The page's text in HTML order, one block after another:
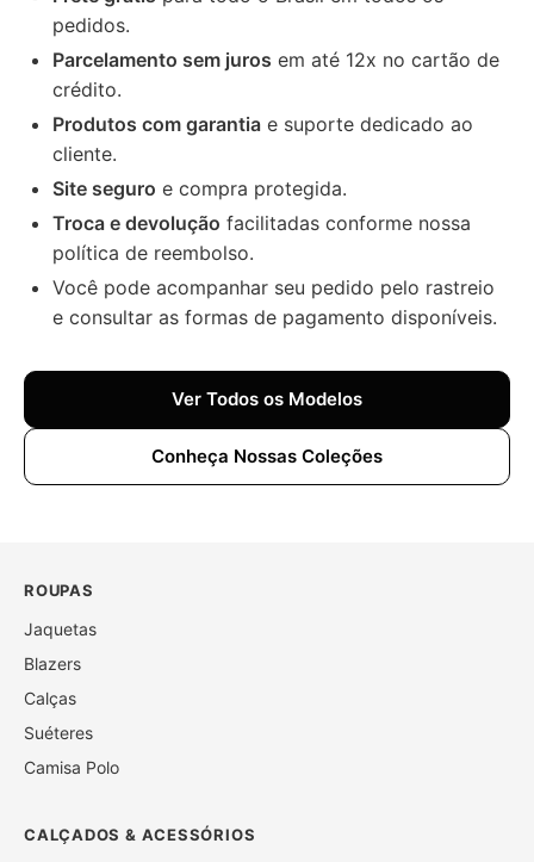
pedidos.
Parcelamento sem juros em até 12x no cartão de
crédito.
Produtos com garantia e suporte dedicado ao
cliente.
Site seguro e compra protegida.
Troca e devolução facilitadas conforme nossa
política de reembolso.
Você pode acompanhar seu pedido pelo rastreio
e consultar as formas de pagamento disponíveis.
Ver Todos os Modelos
Conheça Nossas Coleções
ROUPAS
Jaquetas
Blazers
Calças
Suéteres
Camisa Polo
CALÇADOS & ACESSÓRIOS